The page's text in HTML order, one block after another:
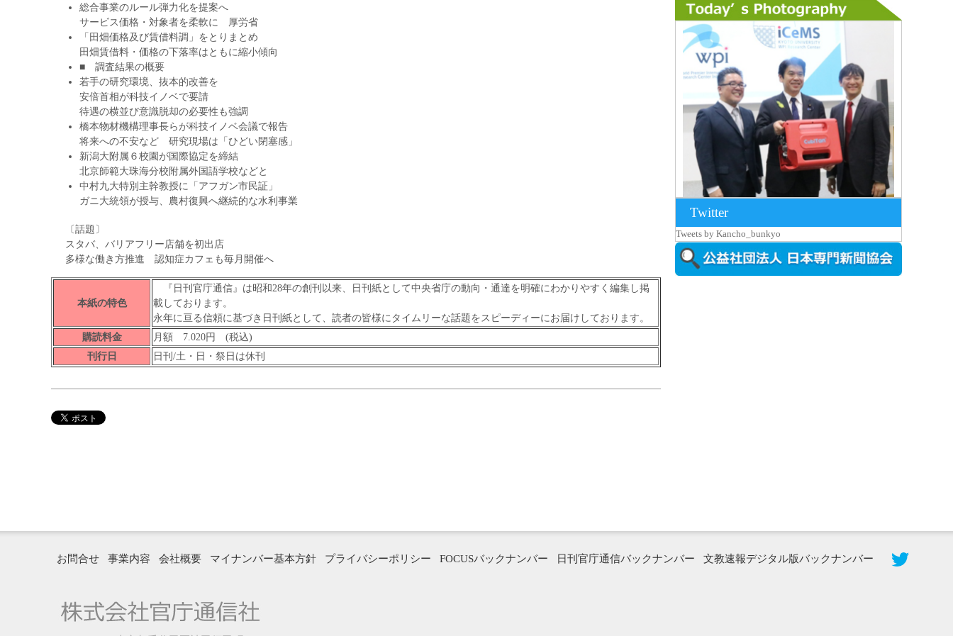
総合事業のルール弾力化を提案へ
サービス価格・対象者を柔軟に 厚労省
「田畑価格及び賃借料調」をとりまとめ
田畑賃借料・価格の下落率はともに縮小傾向
■ 調査結果の概要
若手の研究環境、抜本的改善を
安倍首相が科技イノベで要請
待遇の横並び意識脱却の必要性も強調
橋本物材機構理事長らが科技イノベ会議で報告
将来への不安など 研究現場は「ひどい閉塞感」
新潟大附属６校園が国際協定を締結
北京師範大珠海分校附属外国語学校などと
中村九大特別主幹教授に「アフガン市民証」
ガニ大統領が授与、農村復興へ継続的な水利事業
〔話題〕
スタバ、バリアフリー店舗を初出店
多様な働き方推進 認知症カフェも毎月開催へ
本紙の特色
『日刊官庁通信』は昭和28年の創刊以来、日刊紙として中央省庁の動向・通達を明確にわかりやすく編集し掲
載しております。
永年に亘る信頼に基づき日刊紙として、読者の皆様にタイムリーな話題をスピーディーにお届けしております。
購読料金
月額 7.020円 (税込)
刊行日
日刊/土・日・祭日は休刊
京都大iCeMS等を視察した松本文部科学
大...
Twitter
Tweets by Kancho_bunkyo
お問合せ 事業内容 会社概要 マイナンバー基本方針 プライバシーポリシー FOCUSバックナンバー 日刊官庁通信バックナンバー 文教速報デジタル版バックナンバー